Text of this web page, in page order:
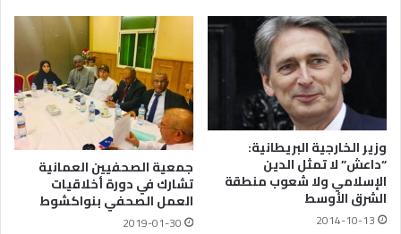
وزير الخارجية البريطانية:
“داعش” لا تمثل الدين
الإسلامي ولا شعوب منطقة
الشرق الأوسط
2014-10-13
جمعية الصحفيين العمانية
تشارك في دورة أخلاقيات
العمل الصحفي بنواكشوط
2019-01-30